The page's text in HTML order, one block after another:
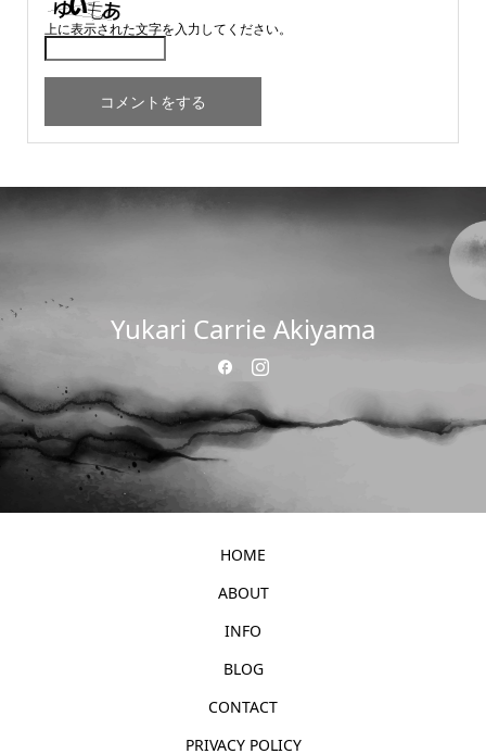
上に表示された文字を入力してください。
Yukari Carrie Akiyama
HOME
ABOUT
INFO
BLOG
CONTACT
PRIVACY POLICY